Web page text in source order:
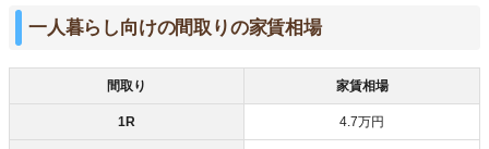
一人暮らし向けの間取りの家賃相場
間取り 家賃相場
1R 4.7万円